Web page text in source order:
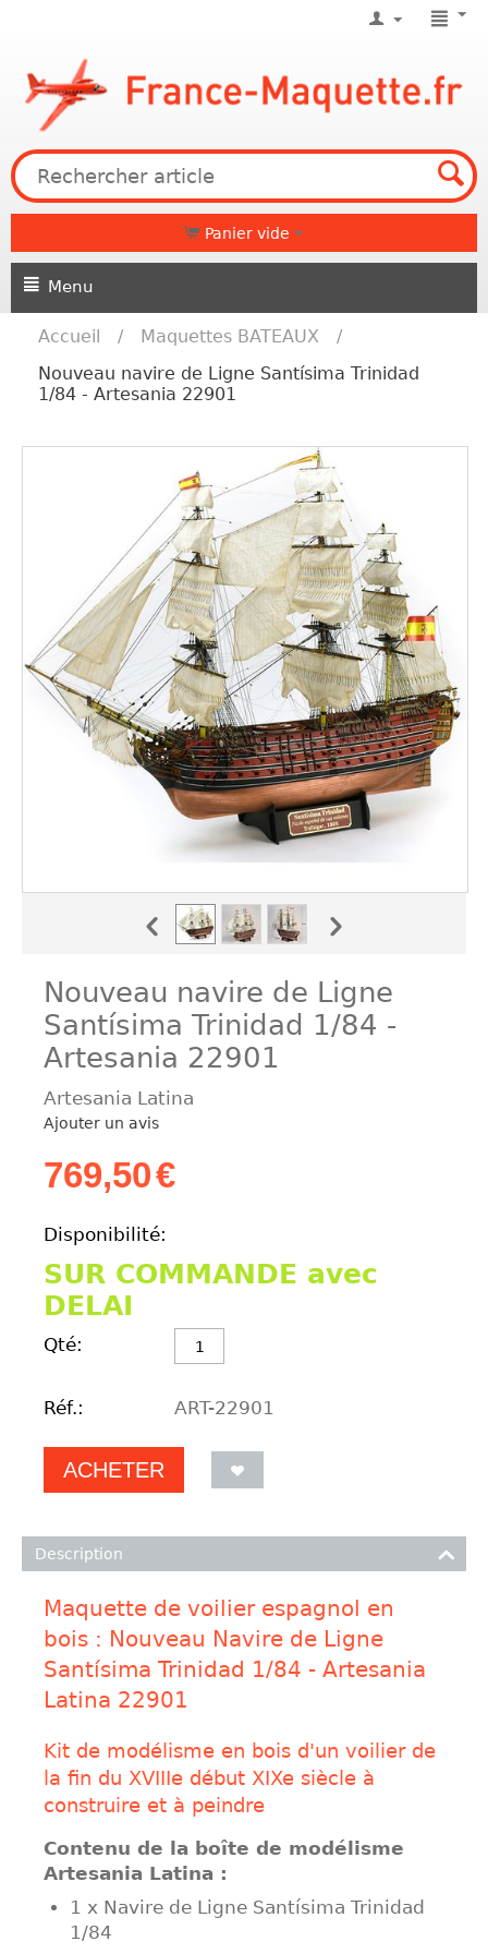
Panier vide
Menu
Accueil / Maquettes BATEAUX
/
Nouveau navire de Ligne Santísima Trinidad
1/84 - Artesania 22901
Nouveau navire de Ligne
Santísima Trinidad 1/84 -
Artesania 22901
Artesania Latina
Ajouter un avis
769,50€
Disponibilité:
SUR COMMANDE avec
DELAI
Qté:
Réf.: ART-22901
ACHETER
Description
Maquette de voilier espagnol en
bois : Nouveau Navire de Ligne
Santísima Trinidad 1/84 - Artesania
Latina 22901
Kit de modélisme en bois d'un voilier de
la fin du XVIIIe début XIXe siècle à
construire et à peindre
Contenu de la boîte de modélisme
Artesania Latina :
1 x Navire de Ligne Santísima Trinidad
1/84